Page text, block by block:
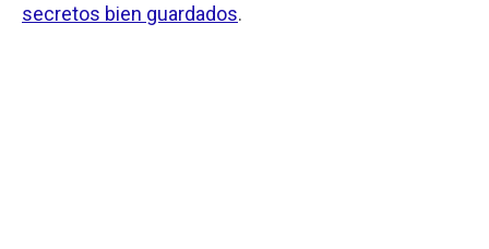
secretos bien guardados.